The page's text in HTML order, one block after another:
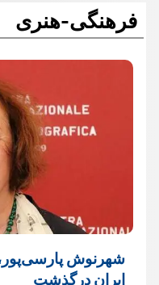
فرهنگی-هنری
شهرنوش
ایران درگذشت